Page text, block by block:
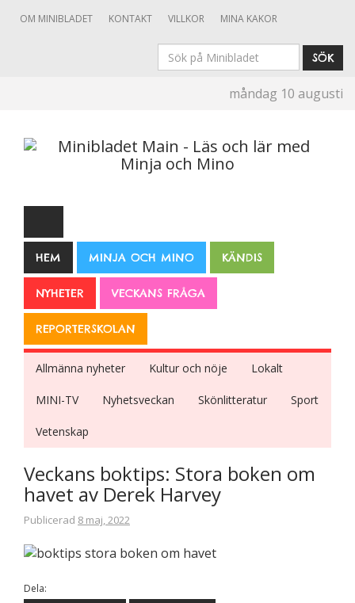
OM MINIBLADET KONTAKT VILLKOR MINA KAKOR
Sök
SÖK
måndag 10 augusti
HEM MINJA OCH MINO KÄNDIS
NYHETER VECKANS FRÅGA
REPORTERSKOLAN
Allmänna nyheter Kultur och nöje Lokalt
MINI-TV Nyhetsveckan Skönlitteratur Sport
Vetenskap
Veckans boktips: Stora boken om
havet av Derek Harvey
Publicerad 8 maj, 2022
Dela: